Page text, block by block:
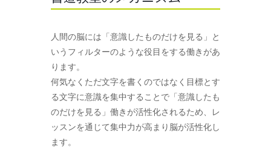
人間の脳には「意識したものだけを見る」と
いうフィルターのような役目をする働きがあ
ります。
何気なくただ文字を書くのではなく目標とす
る文字に意識を集中することで「意識したも
のだけを見る」働きが活性化されるため、レ
ッスンを通じて集中力が高まり脳が活性化し
ます。